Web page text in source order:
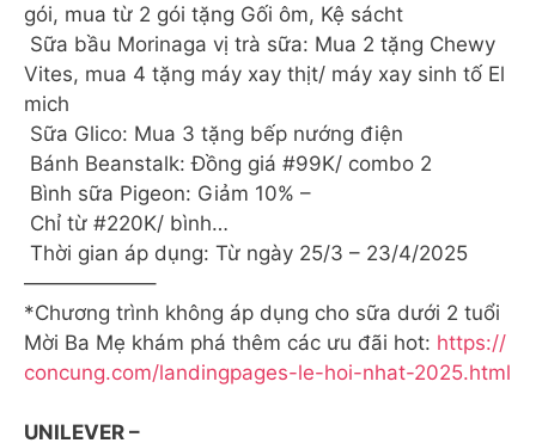
gói, mua từ 2 gói tặng Gối ôm, Kệ sácht
Sữa bầu Morinaga vị trà sữa: Mua 2 tặng Chewy
Vites, mua 4 tặng máy xay thịt/ máy xay sinh tố El
mich
Sữa Glico: Mua 3 tặng bếp nướng điện
Bánh Beanstalk: Đồng giá #99K/ combo 2
Bình sữa Pigeon: Giảm 10% –
Chỉ từ #220K/ bình…
Thời gian áp dụng: Từ ngày 25/3 – 23/4/2025
——————–
*Chương trình không áp dụng cho sữa dưới 2 tuổi
Mời Ba Mẹ khám phá thêm các ưu đãi hot: https://
concung.com/landingpages-le-hoi-nhat-2025.html
UNILEVER –